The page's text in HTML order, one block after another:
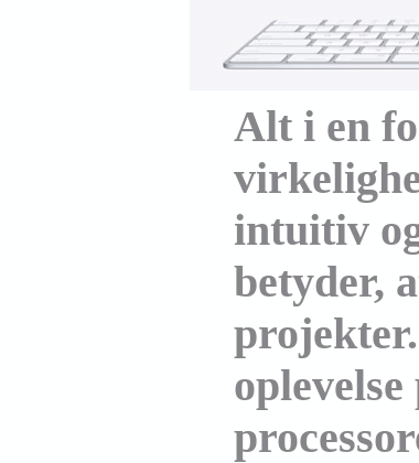
Alt i en
intuitiv
betyder,